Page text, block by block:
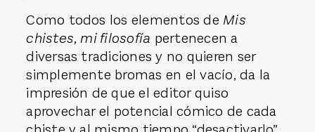
Como todos los elementos de Mis
chistes, mi filosofía pertenecen a
diversas tradiciones y no quieren ser
simplemente bromas en el vacío, da la
impresión de que el editor quiso
aprovechar el potencial cómico de cada